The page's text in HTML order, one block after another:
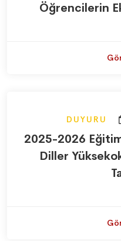
Öğrencilerin
DUYURU
2025-2026
Diller